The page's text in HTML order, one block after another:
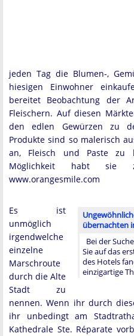
jeden Tag die Blumen-,
hiesigen Einwohner
bereitet Beobachtung der
Fleischern. Auf diesen
den edlen Gewürzen zu
Produkte sind so malerisch
an, Fleisch und Paste zu
Möglichkeit habt sie
www.orangesmile.com
übernachten
Bei der
Sie auf das
des Hotels
einzigartige
Es ist
unmöglich
irgendwelche
einzelne
Marschroute
durch die Alte
Stadt zu
nennen. Wenn ihr durch
ihr unbedingt am
Kathedrale Ste. Réparate